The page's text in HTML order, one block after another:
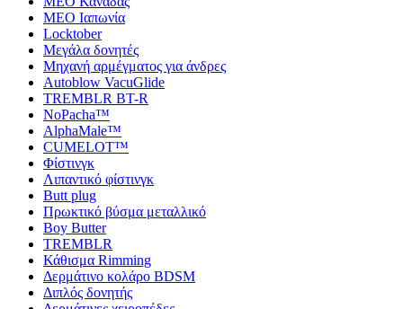
MEO Ιαπωνία
Locktober
Μεγάλα δονητές
Μηχανή αρμέγματος για άνδρες
Autoblow VacuGlide
TREMBLR BT-R
NoPacha™
AlphaMale™
CUMELOT™
Φίστινγκ
Λιπαντικό φίστινγκ
Butt plug
Πρωκτικό βύσμα μεταλλικό
Boy Butter
TREMBLR
Κάθισμα Rimming
Δερμάτινο κολάρο BDSM
Διπλός δονητής